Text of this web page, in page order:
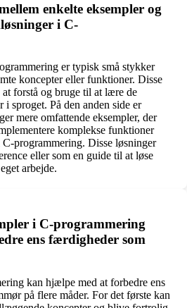
enkelte eksempler og
i C-
er typisk små stykker
koncepter eller funktioner. Disse
at forstå og bruge til at lære de
sproget. På den anden side er
mere omfattende eksempler, der
komplekse funktioner
programmering. Disse løsninger
eller som en guide til at løse
arbejde.
i C-programmering
ens færdigheder som
kan hjælpe med at forbedre ens
på flere måder. For det første kan